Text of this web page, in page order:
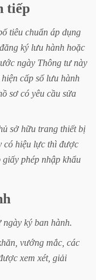
tiếp
tiêu chuẩn áp dụng
đăng ký lưu hành hoặc
ngày Thông tư này
hiện cấp số lưu hành
sơ có yêu cầu sửa
sở hữu trang thiết bị
có hiệu lực thì được
giấy phép nhập khẩu
ngày ký ban hành.
vướng mắc, các
xem xét, giải